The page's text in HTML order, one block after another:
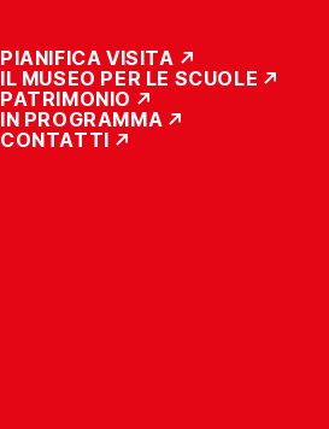
PIANIFICA VISITA
IL MUSEO PER LE SCUOLE
PATRIMONIO
IN PROGRAMMA
CONTATTI